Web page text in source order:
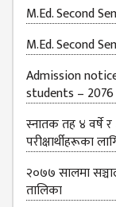
M.Ed. Second
M.Ed. Second
Admission
students –
स्नातक तह ४ वर्षे र
परीक्षार्थीहरूका
२०७७ सालमा
तालिका